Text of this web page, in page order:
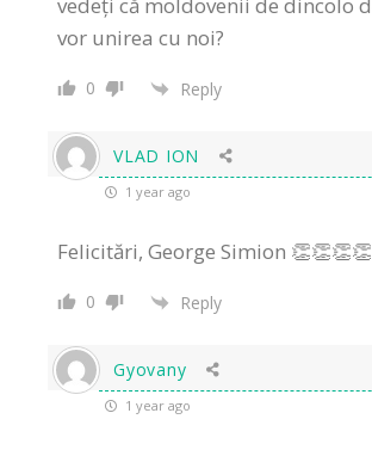
vedeți că moldovenii de dincolo
vor unirea cu noi?
0 Reply
VLAD ION
1 year ago
Felicitări, George Simion
0 Reply
Gyovany
1 year ago